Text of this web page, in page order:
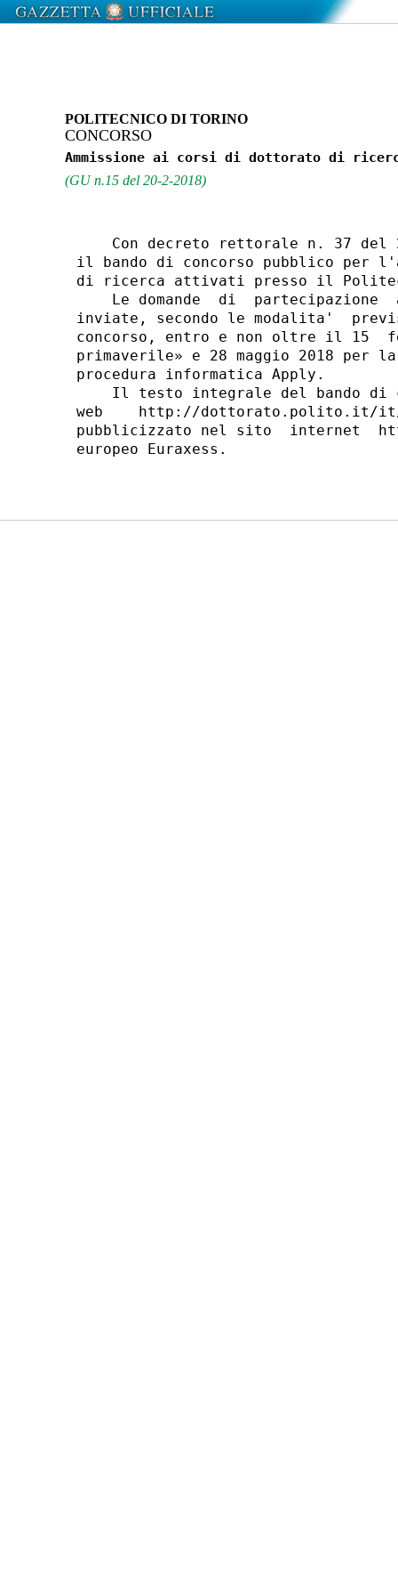
POLITECNICO DI TORINO
CONCORSO
(GU n.15 del 20-2-2018)
Con decreto rettorale n. 37 del
il bando di concorso pubblico per
di ricerca attivati presso il
Le domande  di  partecipazione
inviate, secondo le modalita'
concorso, entro e non oltre il 15
primaverile» e 28 maggio 2018 per
procedura informatica Apply.
Il testo integrale del bando di
web    http://dottorato.polito.it/it/
pubblicizzato nel sito  internet
europeo Euraxess.